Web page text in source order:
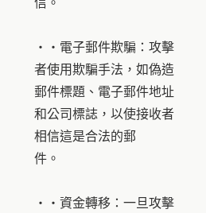
・・電子郵件欺騙：攻擊
者使用欺騙手法，如偽造
郵件標題、電子郵件地址
和公司標誌，以使接收者
相信這是合法的郵
件。
・・資金轉移：一旦攻擊